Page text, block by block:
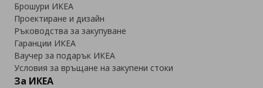
Брошури ИКЕА
Проектиране и дизайн
Ръководства за закупуване
Гаранции ИКЕА
Ваучер за подарък ИКЕА
Условия за връщане на закупени стоки
За ИКЕА